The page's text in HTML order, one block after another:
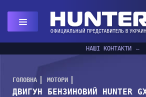
НАШІ КОНТАКТИ
ГОЛОВНА МОТОРИ
ДВИГУН БЕНЗИНОВИЙ HUNTER